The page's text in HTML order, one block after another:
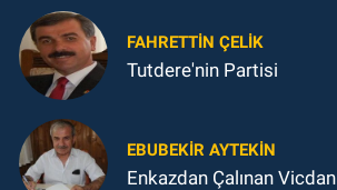
FAHRETTIN ÇELİK
Tutdere'nin Partisi
EBUBEKIR AYTEKIN
Enkazdan Çalınan Vicdan